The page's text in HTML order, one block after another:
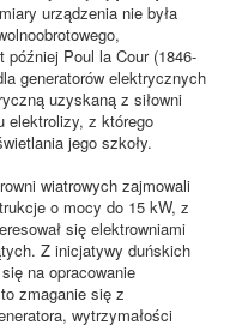
urządzenia nie była
później Poul la Cour (1846-
generatorów elektrycznych
uzyskaną z siłowni
elektrolizy, z którego
jego szkoły.
wiatrowych zajmowali
o mocy do 15 kW, z
się elektrowniami
Z inicjatywy duńskich
na opracowanie
zmaganie się z
wytrzymałości